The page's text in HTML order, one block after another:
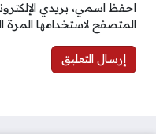
احفظ اسمي، بريدي
المتصفح لاستخدامها المرة